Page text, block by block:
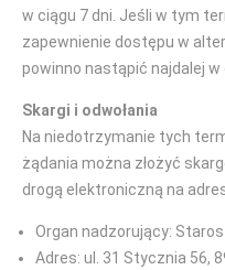
w ciągu 7 dni. Jeśli w tym
zapewnienie dostępu w
powinno nastąpić najdalej w
Skargi i odwołania
Na niedotrzymanie tych
żądania można złożyć
drogą elektroniczną na
Organ nadzorujący:
Adres: ul. 31 Stycznia 56,